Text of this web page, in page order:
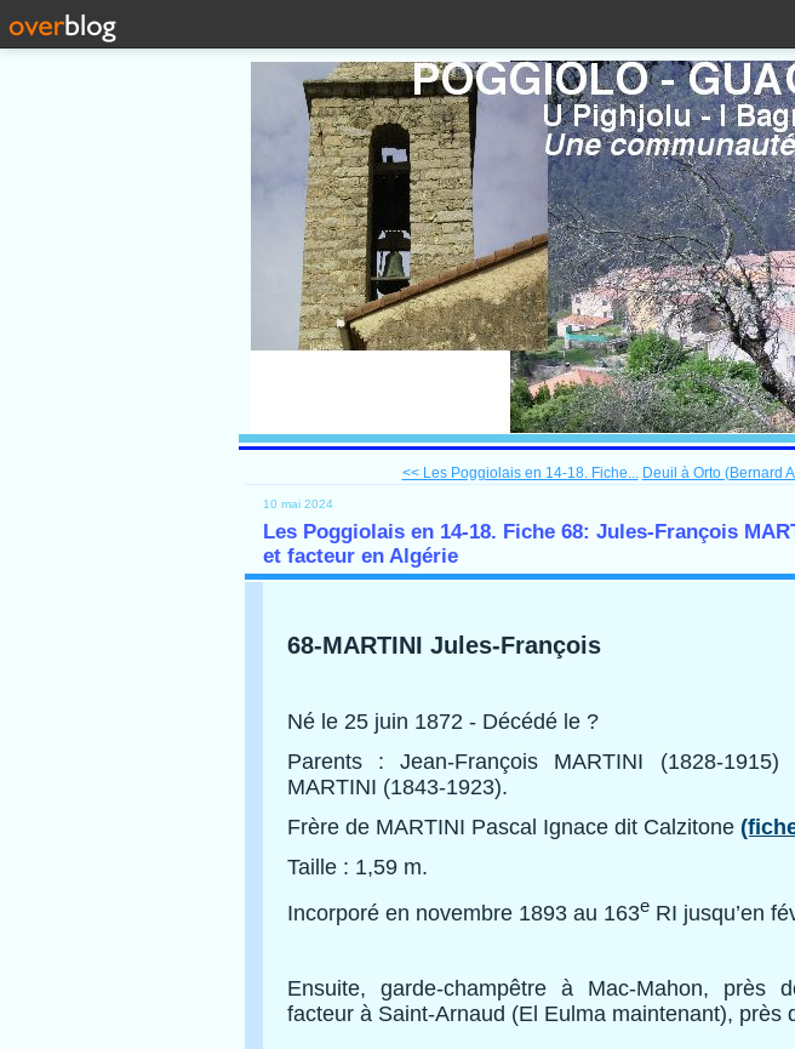
<< Les Poggiolais en 14-18. Fiche... Deuil à Orto (Bernard
10 mai 2024
Les Poggiolais en 14-18. Fiche 68: Jules-François
et facteur en Algérie
68-MARTINI Jules-François
Né le 25 juin 1872 - Décédé le ?
Parents : Jean-François MARTINI (1828-
MARTINI (1843-1923).
Frère de MARTINI Pascal Ignace dit Calzitone
Taille : 1,59 m.
Incorporé en novembre 1893 au 163e RI jusqu’en
Ensuite, garde-champêtre à Mac-Mahon, près
facteur à Saint-Arnaud (El Eulma maintenant), près